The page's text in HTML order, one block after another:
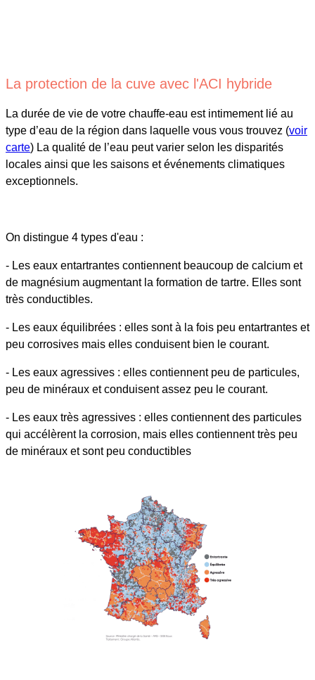
La protection de la cuve avec l'ACI hybride
La durée de vie de votre chauffe-eau est intimement lié au
type d’eau de la région dans laquelle vous vous trouvez (voir
carte) La qualité de l’eau peut varier selon les disparités
locales ainsi que les saisons et événements climatiques
exceptionnels.
On distingue 4 types d'eau :
- Les eaux entartrantes contiennent beaucoup de calcium et
de magnésium augmentant la formation de tartre. Elles sont
très conductibles.
- Les eaux équilibrées : elles sont à la fois peu entartrantes et
peu corrosives mais elles conduisent bien le courant.
- Les eaux agressives : elles contiennent peu de particules,
peu de minéraux et conduisent assez peu le courant.
- Les eaux très agressives : elles contiennent des particules
qui accélèrent la corrosion, mais elles contiennent très peu
de minéraux et sont peu conductibles